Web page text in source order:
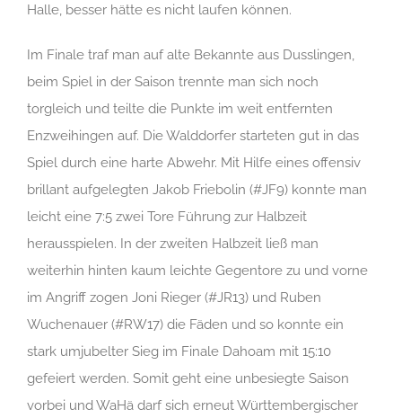
Halle, besser hätte es nicht laufen können.
Im Finale traf man auf alte Bekannte aus Dusslingen,
beim Spiel in der Saison trennte man sich noch
torgleich und teilte die Punkte im weit entfernten
Enzweihingen auf. Die Walddorfer starteten gut in das
Spiel durch eine harte Abwehr. Mit Hilfe eines offensiv
brillant aufgelegten Jakob Friebolin (#JF9) konnte man
leicht eine 7:5 zwei Tore Führung zur Halbzeit
herausspielen. In der zweiten Halbzeit ließ man
weiterhin hinten kaum leichte Gegentore zu und vorne
im Angriff zogen Joni Rieger (#JR13) und Ruben
Wuchenauer (#RW17) die Fäden und so konnte ein
stark umjubelter Sieg im Finale Dahoam mit 15:10
gefeiert werden. Somit geht eine unbesiegte Saison
vorbei und WaHä darf sich erneut Württembergischer